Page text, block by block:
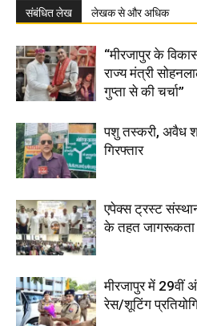
संबंधित लेख लेखक से और अधिक
“मीरजापुर के
राज्य मंत्री
गुप्ता से की चर्चा”
पशु तस्करी, अवैध
गिरफ्तार
एपेक्स ट्रस्ट
के तहत जागरूकता
मीरजापुर में 29वीं
रेस/शूटिंग